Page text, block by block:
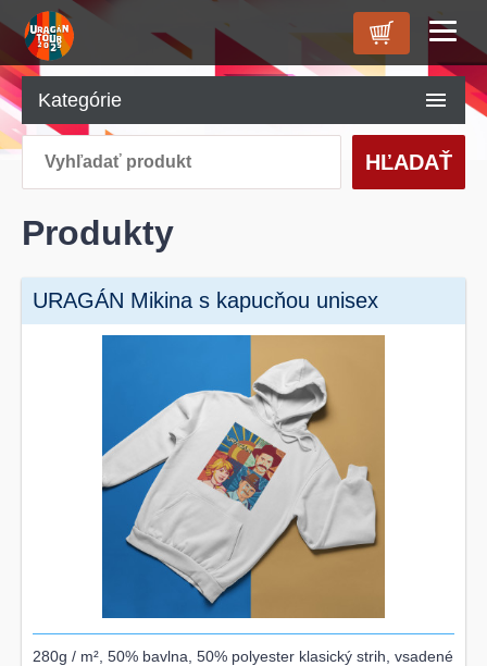
O NÁS
PRODUKTY
KONTAKT
Kategórie
HĽADAŤ
Produkty
URAGÁN Mikina s kapucňou unisex
280g / m², 50% bavlna, 50% polyester klasický strih, vsadené